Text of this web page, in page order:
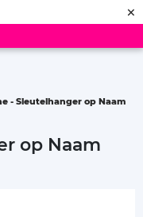
×
- Sleutelhanger op Naam
op Naam